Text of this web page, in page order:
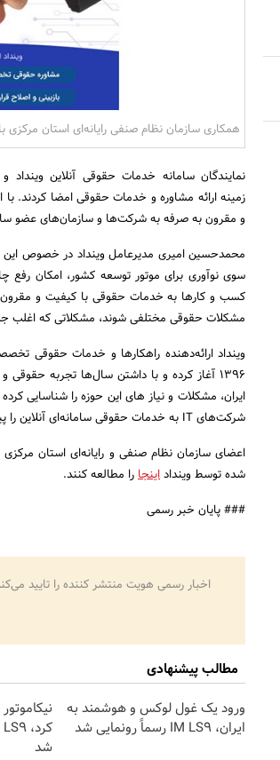
همکاری سازمان نظام صنفی رایانه‌ای استان مرکزی
نمایندگان سامانه خدمات حقوقی آنلاین
زمینه ارائه مشاوره و خدمات حقوقی امضا کردند.
و مقرون به صرفه به شرکت‌ها و سازمان‌های عضو
محمدحسین امیری مدیرعامل وینداد در خصوص این
سوی نوآوری برای موتور توسعه کشور، امکان
کسب و کارها به خدمات حقوقی با کیفیت و
مشکلات حقوقی مختلفی شوند، مشکلاتی که اغلب
وینداد ارائه‌دهنده راهکارها و خدمات ‌حقوقی
۱۳۹۶ آغاز کرده و با داشتن سال‌ها تجربه
ایران، مشکلات و نیاز های این حوزه را شناسایی
شرکت‌های IT به خدمات حقوقی سامانه‌ای آنلاین را پیاده‌سازی کرده است.
اعضای سازمان نظام صنفی و رایانه‌ای استان مرکزی
شده توسط وینداداینجارا مطالعه کنند.
### پایان خبر رسمی
اخبار رسمی هویت منتشر کننده را تایید
مطالب پیشنهادی
ورود یک غول لوکس و هوشمند به
ایران، IM LS9 رسماً رونمایی شد
شد